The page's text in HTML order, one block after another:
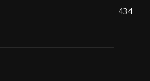
434